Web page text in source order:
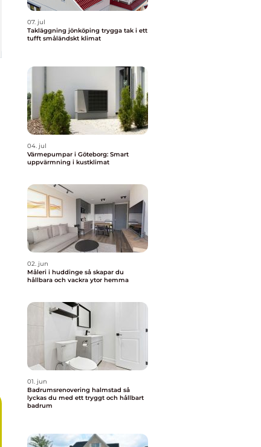
07. jul
Takläggning jönköping trygga tak i ett
tufft småländskt klimat
04. jul
Värmepumpar i Göteborg: Smart
uppvärmning i kustklimat
02. jun
Måleri i huddinge så skapar du
hållbara och vackra ytor hemma
01. jun
Badrumsrenovering halmstad så
lyckas du med ett tryggt och hållbart
badrum